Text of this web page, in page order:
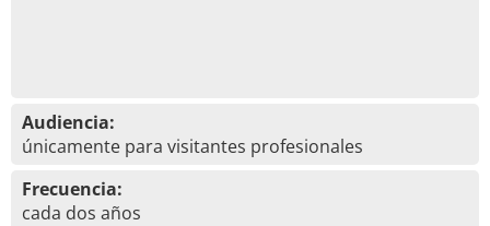
Audiencia:
únicamente para visitantes profesionales
Frecuencia:
cada dos años